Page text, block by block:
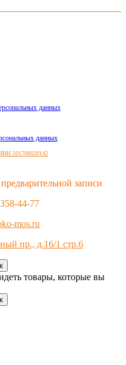
данных
данных
501700020142
записи
44-77
mos.ru
пр., д.16/1 стр.6
товары, которые вы